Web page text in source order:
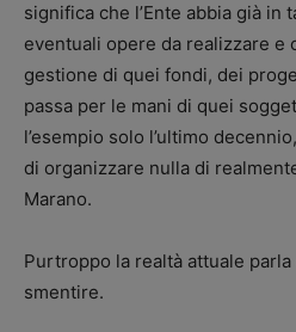
significa che l’Ente abbia già in
eventuali opere da realizzare e
gestione di quei fondi, dei
passa per le mani di quei
l’esempio solo l’ultimo
di organizzare nulla di
Marano.
Purtroppo la realtà attuale
smentire.